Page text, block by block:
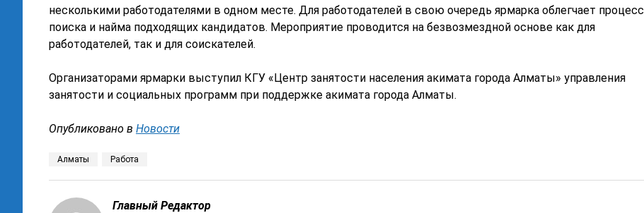
несколькими работодателями в одном месте. Для работодателей в свою очередь ярмарка облегчает процесс
поиска и найма подходящих кандидатов. Мероприятие проводится на безвозмездной основе как для
работодателей, так и для соискателей.
Организаторами ярмарки выступил КГУ «Центр занятости населения акимата города Алматы» управления
занятости и социальных программ при поддержке акимата города Алматы.
Опубликовано в Новости
Алматы Работа
Главный Редактор